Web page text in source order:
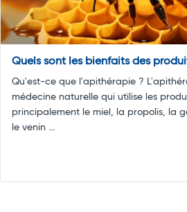
Quels sont les bienfaits des
Qu'est-ce que l'apithérapie ?
médecine naturelle qui utilise les
principalement le miel, la propolis, la
le venin ...